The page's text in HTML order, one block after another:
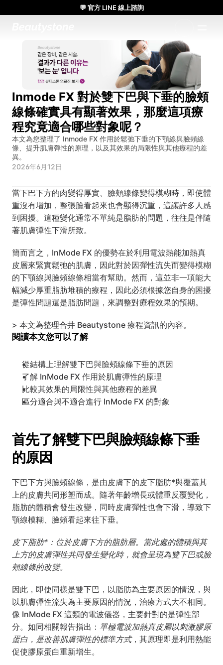
Inmode FX 對於雙下巴與下垂的臉頰
線條確實具有顯著效果，那麼這項療
程究竟適合哪些對象呢？
本文為您整理了 Inmode FX 作用於鬆弛下垂的下顎線與臉頰線
條、提升肌膚彈性的原理，以及其效果的局限性與其他療程的差
異。
2026年6月12日
當下巴下方的肉變得厚實、臉頰線條變得模糊時，即使體
重沒有增加，整張臉看起來也會顯得沉重，這讓許多人感
到困擾。這種變化通常不單純是脂肪的問題，往往是伴隨
著肌膚彈性下滑所致。
簡而言之，InMode FX 的優勢在於利用電波熱能加熱真
皮層來緊實鬆弛的肌膚，因此對於因彈性流失而變得模糊
的下顎線與臉頰線條相當有幫助。然而，這並非一項能大
幅減少厚重脂肪堆積的療程，因此必須根據您自身的困擾
是彈性問題還是脂肪問題，來調整對療程效果的預期。
> 本文為整理合井 Beautystone 療程資訊的內容。
閱讀本文您可以了解
從結構上理解雙下巴與臉頰線條下垂的原因
了解 InMode FX 作用於肌膚彈性的原理
比較其效果的局限性與其他療程的差異
區分適合與不適合進行 InMode FX 的對象
首先了解雙下巴與臉頰線條下垂
的原因
下巴下方與臉頰線條，是由皮膚下的皮下脂肪*與覆蓋其
上的皮膚共同形塑而成。隨著年齡增長或體重反覆變化，
脂肪的體積會發生改變，同時皮膚彈性也會下滑，導致下
顎線模糊、臉頰看起來往下垂。
皮下脂肪*：位於皮膚下方的脂肪層。當此處的體積與其
上方的皮膚彈性共同發生變化時，就會呈現為雙下巴或臉
頰線條的改變。
因此，即使同樣是雙下巴，以脂肪為主要原因的情況，與
以肌膚彈性流失為主要原因的情況，治療方式大不相同。
像 InMode FX 這類的電波儀器，主要針對的是彈性部
分。如同相關報告指出： 單極電波加熱真皮層以刺激膠原
蛋白，是改善肌膚彈性的標準方式，其原理即是利用熱能
促使膠原蛋白重新增生。
💬 官方 LINE 線上諮詢
🌸 Beautystone診所 參加 Meditox 曼谷大體工作坊 🌸